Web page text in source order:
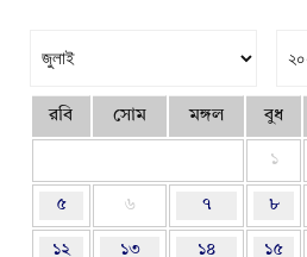
রবি সোম মঙ্গল বুধ
১
৫ ৬ ৭ ৮
১২ ১৩ ১৪ ১৫